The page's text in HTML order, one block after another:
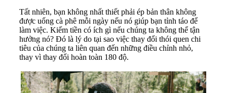
Tất nhiên, bạn không nhất thiết phải ép bản thân không
được uống cà phê mỗi ngày nếu nó giúp bạn tỉnh táo để
làm việc. Kiếm tiền có ích gì nếu chúng ta không thể tận
hưởng nó? Đó là lý do tại sao việc thay đổi thói quen chi
tiêu của chúng ta liên quan đến những điều chỉnh nhỏ,
thay vì thay đổi hoàn toàn 180 độ.